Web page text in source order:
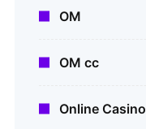
OM
OM cc
Online Casino